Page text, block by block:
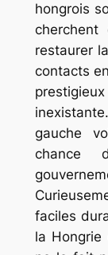
hongrois
restaurer
contacts
gauche
chance
faciles
la Hongrie